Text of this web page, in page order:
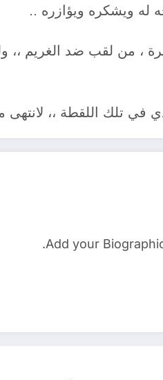
له ويشكره ويؤازره ..
، من لقب ضد الغريم ،،
تلك اللقطة ،، لانتهى
Add your